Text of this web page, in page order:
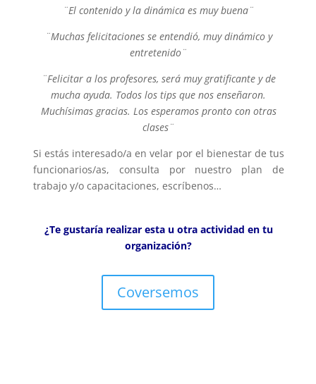
¨El contenido y la dinámica es muy buena¨
¨Muchas felicitaciones se entendió, muy dinámico y
entretenido¨
¨Felicitar a los profesores, será muy gratificante y de
mucha ayuda. Todos los tips que nos enseñaron.
Muchísimas gracias. Los esperamos pronto con otras
clases¨
Si estás interesado/a en velar por el bienestar de tus
funcionarios/as, consulta por nuestro plan de
trabajo y/o capacitaciones, escríbenos…
¿Te gustaría realizar esta u otra actividad en tu
organización?
Coversemos